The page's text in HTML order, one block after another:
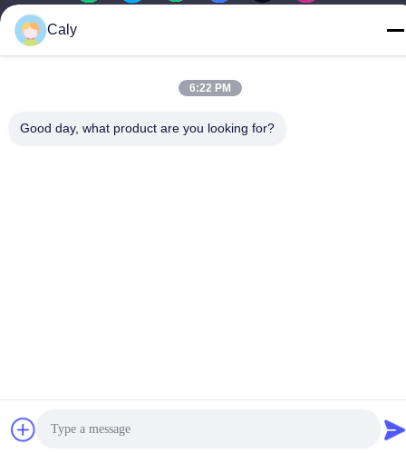
Политика конфиденциальности Карта сайта
Китай Хорошее качество Электрический туристский
автомобиль Доставщик. -2026 Guangzhou Langjie Electric
Vehicle Co., Ltd. Все права защищены.
Caly
6:22 PM
Good day, what product are you looking for?